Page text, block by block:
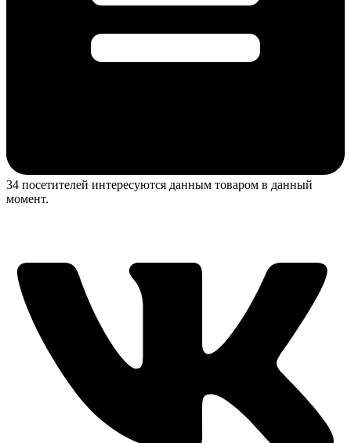
34 посетителей интересуются данным товаром в данный
момент.